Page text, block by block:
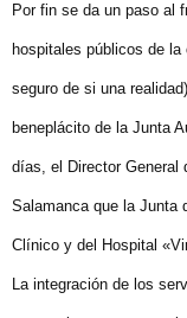
Por fin se da un paso al
hospitales públicos de
seguro de si una
beneplácito de la Junta
días, el Director General
Salamanca que la Junta
Clínico y del Hospital
La integración de los